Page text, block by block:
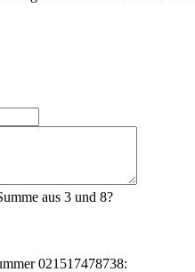
aus 3 und 8?
021517478738: